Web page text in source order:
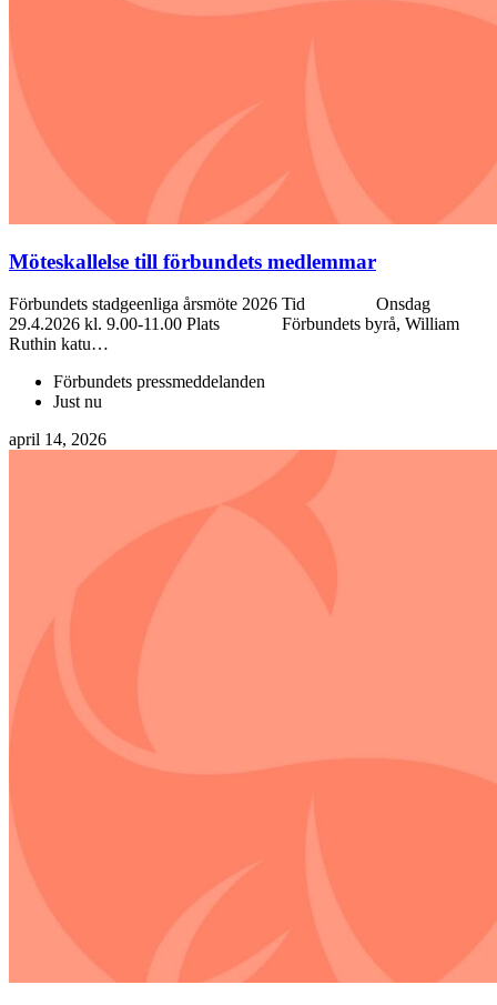
Möteskallelse till förbundets medlemmar
Förbundets stadgeenliga årsmöte 2026 Tid Onsdag
29.4.2026 kl. 9.00-11.00 Plats Förbundets byrå, William
Ruthin katu…
Förbundets pressmeddelanden
Just nu
april 14, 2026